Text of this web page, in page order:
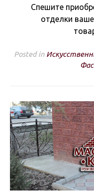
Спешите
отделки
Posted in